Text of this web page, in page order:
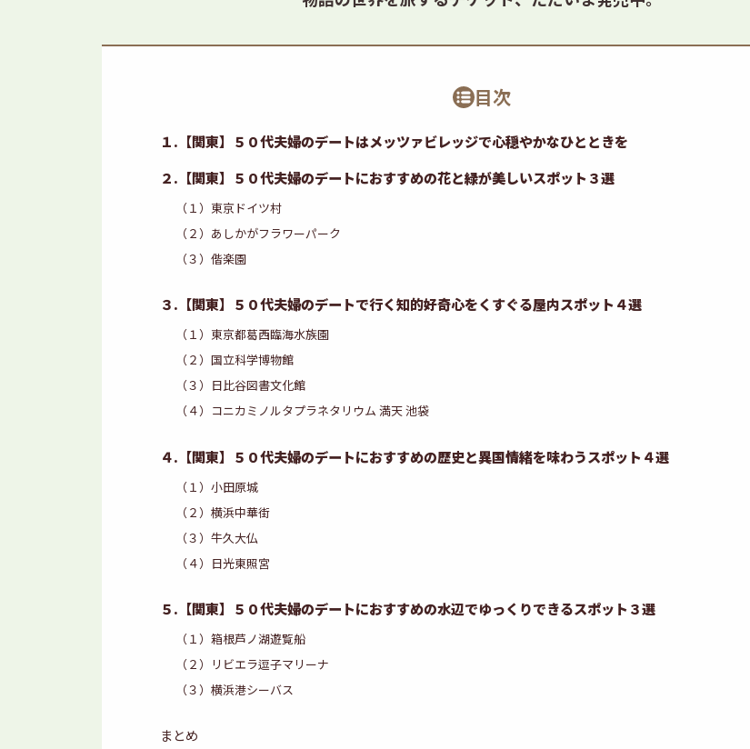
目次
１.【関東】５０代夫婦のデートはメッツァビレッジで心穏やかなひとときを
２.【関東】５０代夫婦のデートにおすすめの花と緑が美しいスポット３選
（１）東京ドイツ村
（２）あしかがフラワーパーク
（３）偕楽園
３.【関東】５０代夫婦のデートで行く知的好奇心をくすぐる屋内スポット４選
（１）東京都葛西臨海水族園
（２）国立科学博物館
（３）日比谷図書文化館
（４）コニカミノルタプラネタリウム 満天 池袋
４.【関東】５０代夫婦のデートにおすすめの歴史と異国情緒を味わうスポット４選
（１）小田原城
（２）横浜中華街
（３）牛久大仏
（４）日光東照宮
５.【関東】５０代夫婦のデートにおすすめの水辺でゆっくりできるスポット３選
（１）箱根芦ノ湖遊覧船
（２）リビエラ逗子マリーナ
（３）横浜港シーバス
まとめ